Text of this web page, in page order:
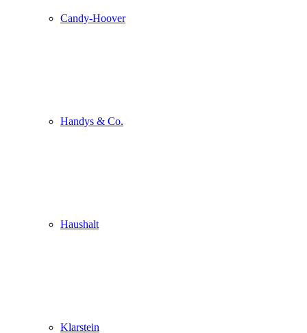
Candy-Hoover
Handys & Co.
Haushalt
Klarstein